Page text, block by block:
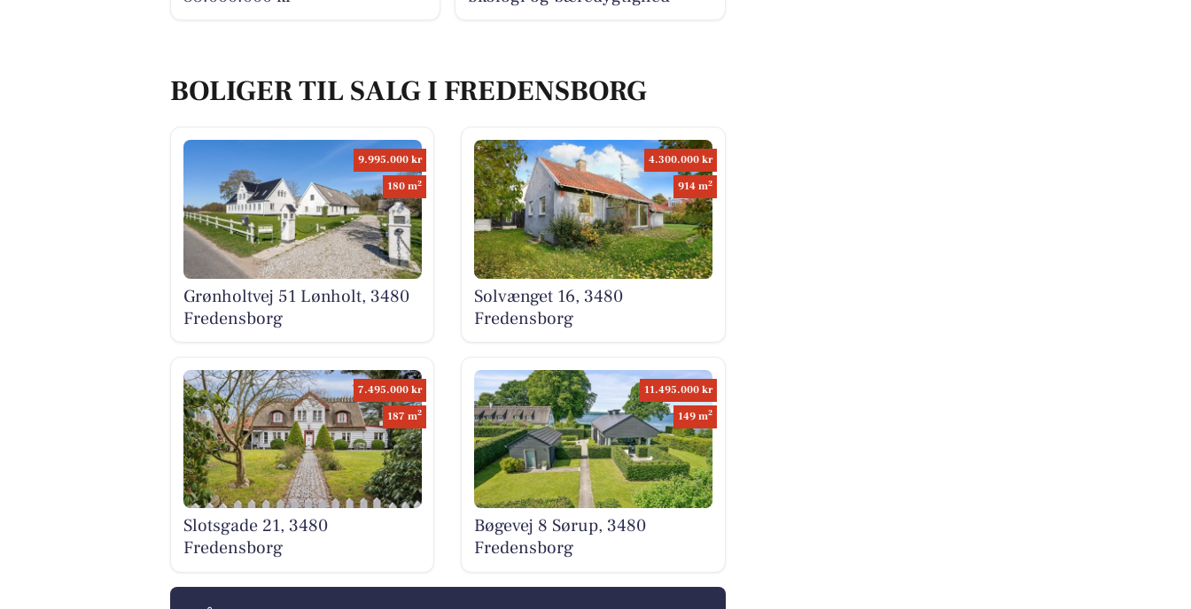
BOLIGER TIL SALG I FREDENSBORG
9.995.000 kr
180 m2
Grønholtvej 51 Lønholt, 3480
Fredensborg
4.300.000 kr
914 m2
Solvænget 16, 3480
Fredensborg
7.495.000 kr
187 m2
Slotsgade 21, 3480
Fredensborg
11.495.000 kr
149 m2
Bøgevej 8 Sørup, 3480
Fredensborg